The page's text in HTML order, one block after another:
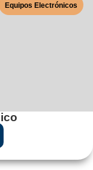
Equipos Electrónicos